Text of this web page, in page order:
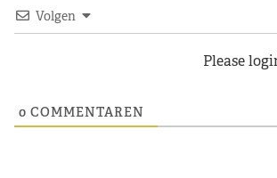
Volgen
Please
0 COMMENTAREN